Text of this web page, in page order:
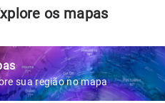
os mapas
sua região no mapa